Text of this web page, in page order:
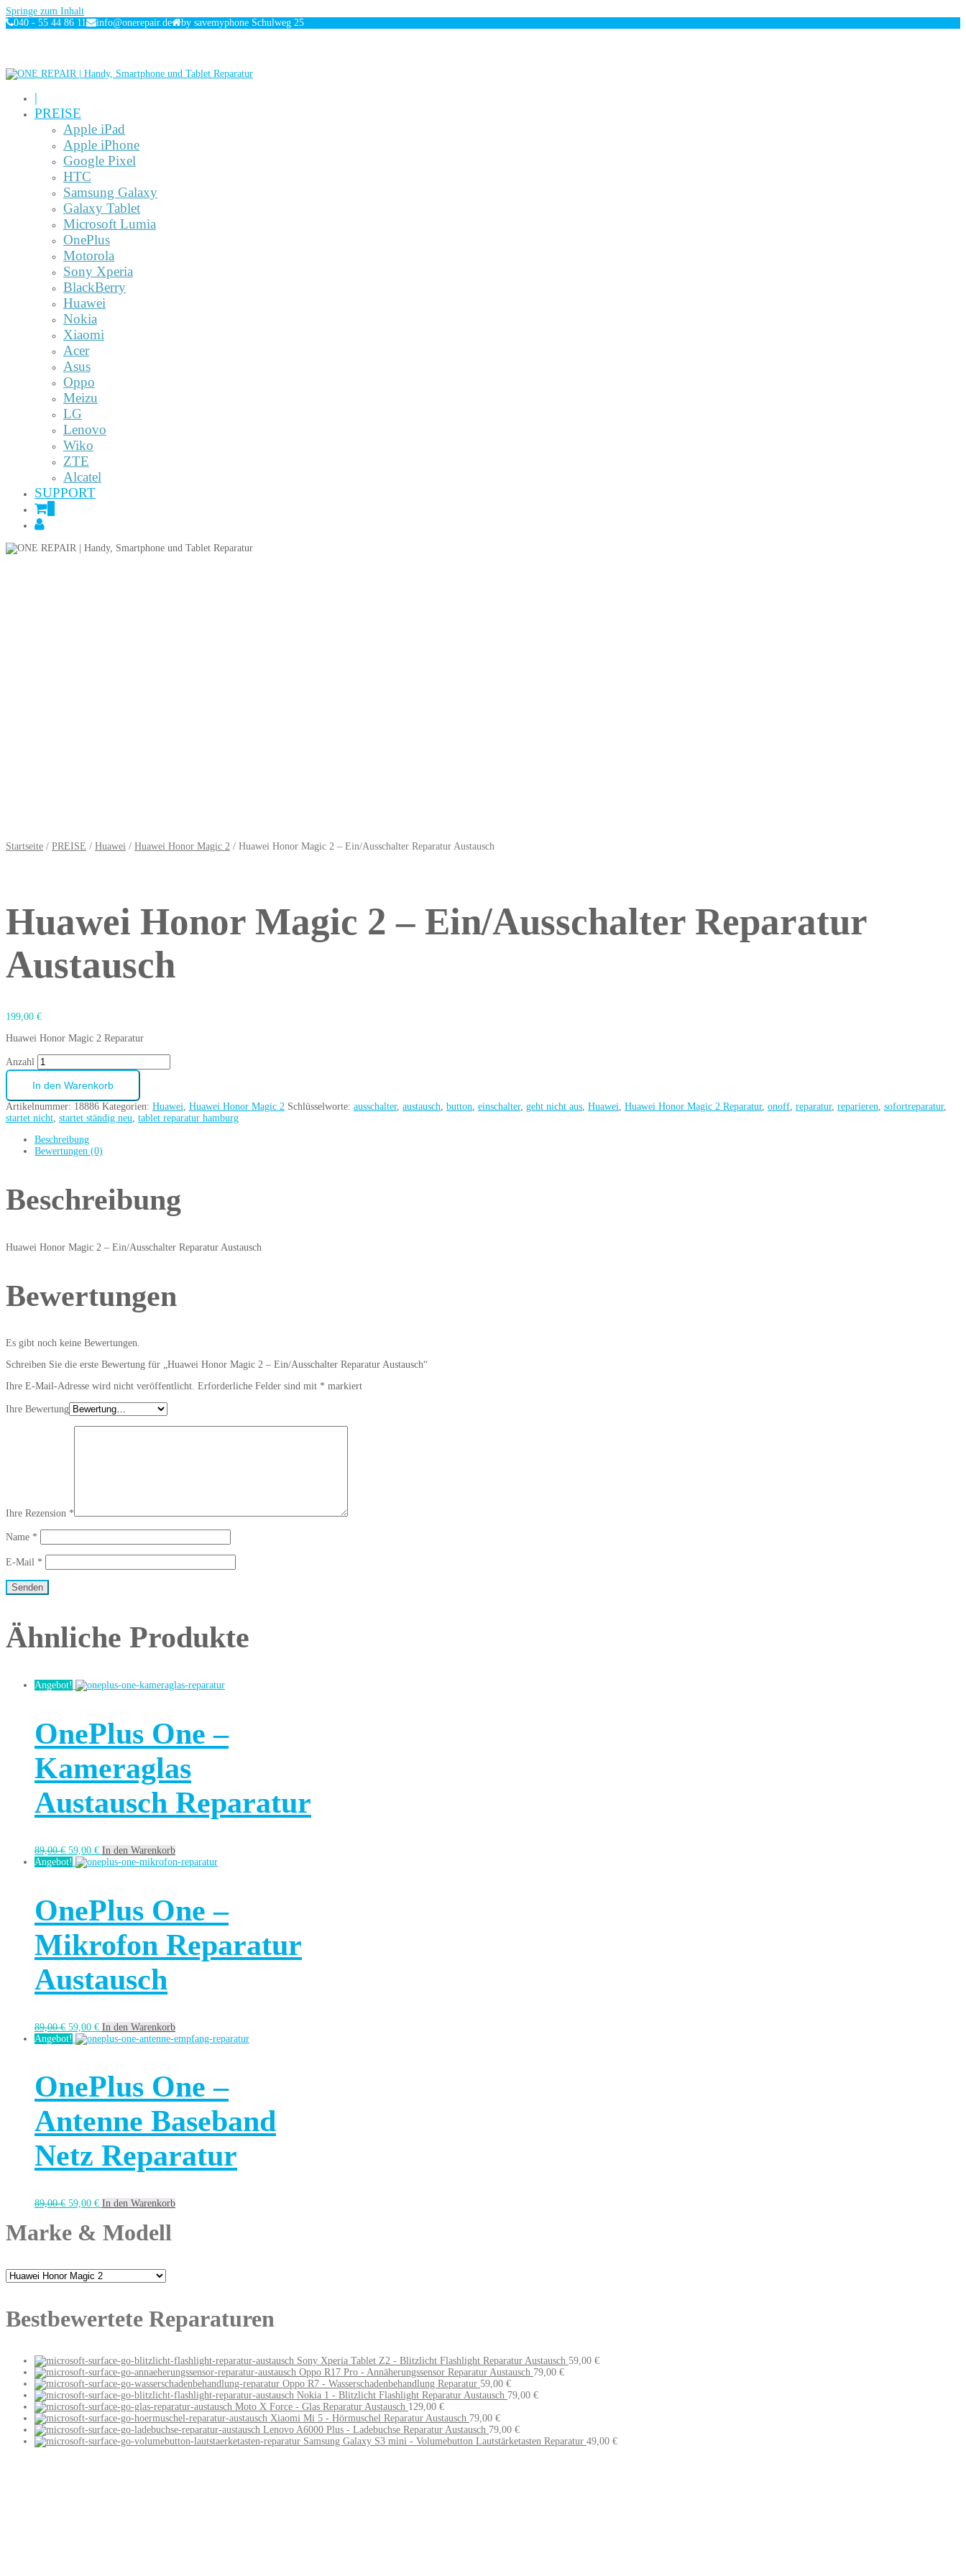
Springe zum Inhalt
040 - 55 44 86 11
info@onerepair.de by savemyphone Schulweg 25
|
PREISE
Apple iPad
Apple iPhone
Google Pixel
HTC
Samsung Galaxy
Galaxy Tablet
Microsoft Lumia
OnePlus
Motorola
Sony Xperia
BlackBerry
Huawei
Nokia
Xiaomi
Acer
Asus
Oppo
Meizu
LG
Lenovo
Wiko
ZTE
Alcatel
SUPPORT
Startseite / PREISE / Huawei / Huawei Honor Magic 2 / Huawei Honor Magic 2 – Ein/Ausschalter Reparatur Austausch
Huawei Honor Magic 2 – Ein/Ausschalter Reparatur
Austausch
199,00 €
Huawei Honor Magic 2 Reparatur
Anzahl
In den Warenkorb
Artikelnummer: 18886 Kategorien: Huawei, Huawei Honor Magic 2 Schlüsselworte: ausschalter, austausch, button, einschalter, geht nicht aus, Huawei, Huawei Honor Magic 2 Reparatur, onoff, reparatur, reparieren, sofortreparatur,
startet nicht, startet ständig neu, tablet reparatur hamburg
Beschreibung
Bewertungen (0)
Beschreibung
Huawei Honor Magic 2 – Ein/Ausschalter Reparatur Austausch
Bewertungen
Es gibt noch keine Bewertungen.
Schreiben Sie die erste Bewertung für „Huawei Honor Magic 2 – Ein/Ausschalter Reparatur Austausch“
Ihre E-Mail-Adresse wird nicht veröffentlicht. Erforderliche Felder sind mit * markiert
Ihre Bewertung
Ihre Rezension *
Name *
E-Mail *
Ähnliche Produkte
Angebot!
OnePlus One –
Kameraglas
Austausch Reparatur
89,00€ 59,00 € In den Warenkorb
Angebot!
OnePlus One –
Mikrofon Reparatur
Austausch
89,00€ 59,00 € In den Warenkorb
Angebot!
OnePlus One –
Antenne Baseband
Netz Reparatur
89,00€ 59,00 € In den Warenkorb
Marke & Modell
Bestbewertete Reparaturen
Sony Xperia Tablet Z2 - Blitzlicht Flashlight Reparatur Austausch 59,00 €
Oppo R17 Pro - Annäherungssensor Reparatur Austausch 79,00 €
Oppo R7 - Wasserschadenbehandlung Reparatur 59,00 €
Nokia 1 - Blitzlicht Flashlight Reparatur Austausch 79,00 €
Moto X Force - Glas Reparatur Austausch 129,00 €
Xiaomi Mi 5 - Hörmuschel Reparatur Austausch 79,00 €
Lenovo A6000 Plus - Ladebuchse Reparatur Austausch 79,00 €
Samsung Galaxy S3 mini - Volumebutton Lautstärketasten Reparatur 49,00 €